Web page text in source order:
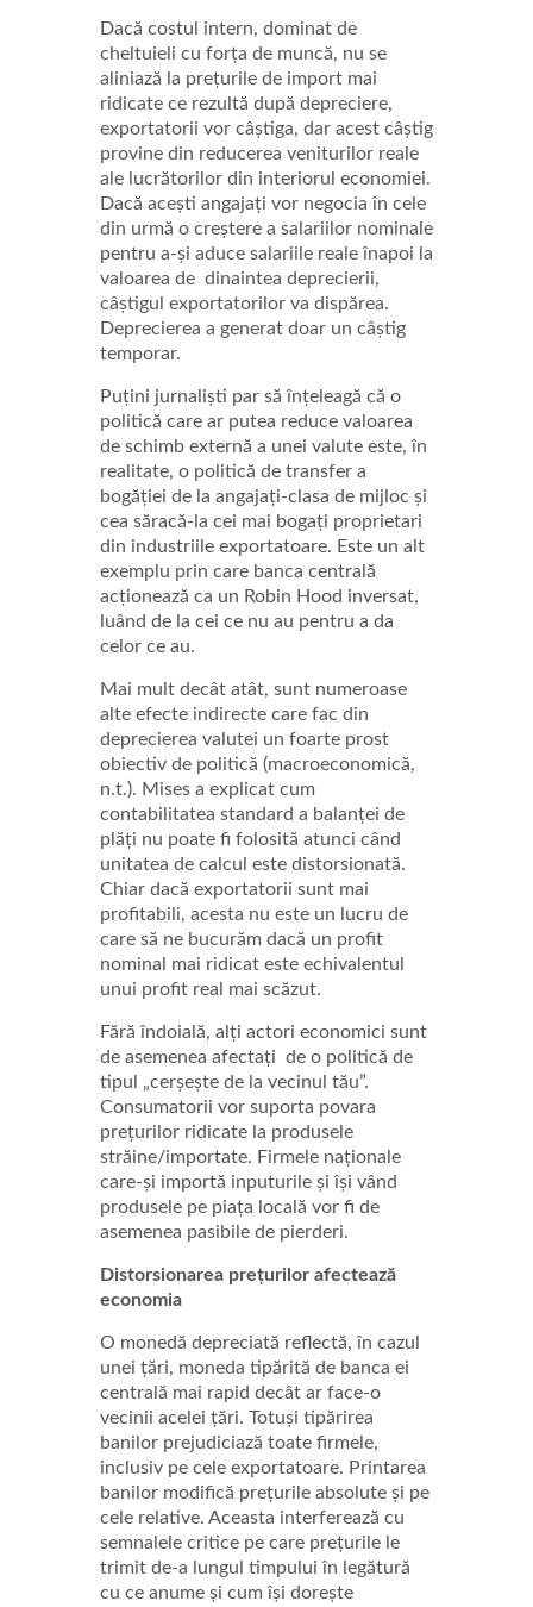
Dacă costul intern, dominat de
cheltuieli cu forța de muncă, nu se
aliniază la prețurile de import mai
ridicate ce rezultă după depreciere,
exportatorii vor câștiga, dar acest câștig
provine din reducerea veniturilor reale
ale lucrătorilor din interiorul economiei.
Dacă acești angajați vor negocia în cele
din urmă o creștere a salariilor nominale
pentru a-și aduce salariile reale înapoi la
valoarea de dinaintea deprecierii,
câștigul exportatorilor va dispărea.
Deprecierea a generat doar un câștig
temporar.
Puțini jurnaliști par să înțeleagă că o
politică care ar putea reduce valoarea
de schimb externă a unei valute este, în
realitate, o politică de transfer a
bogăției de la angajați-clasa de mijloc și
cea săracă-la cei mai bogați proprietari
din industriile exportatoare. Este un alt
exemplu prin care banca centrală
acționează ca un Robin Hood inversat,
luând de la cei ce nu au pentru a da
celor ce au.
Mai mult decât atât, sunt numeroase
alte efecte indirecte care fac din
deprecierea valutei un foarte prost
obiectiv de politică (macroeconomică,
n.t.). Mises a explicat cum
contabilitatea standard a balanței de
plăți nu poate fi folosită atunci când
unitatea de calcul este distorsionată.
Chiar dacă exportatorii sunt mai
profitabili, acesta nu este un lucru de
care să ne bucurăm dacă un profit
nominal mai ridicat este echivalentul
unui profit real mai scăzut.
Fără îndoială, alți actori economici sunt
de asemenea afectați de o politică de
tipul „cerșește de la vecinul tău”.
Consumatorii vor suporta povara
prețurilor ridicate la produsele
străine/importate. Firmele naționale
care-și importă inputurile și își vând
produsele pe piața locală vor fi de
asemenea pasibile de pierderi.
Distorsionarea prețurilor afectează
economia
O monedă depreciată reflectă, în cazul
unei țări, moneda tipărită de banca ei
centrală mai rapid decât ar face-o
vecinii acelei țări. Totuși tipărirea
banilor prejudiciază toate firmele,
inclusiv pe cele exportatoare. Printarea
banilor modifică prețurile absolute și pe
cele relative. Aceasta interferează cu
semnalele critice pe care prețurile le
trimit de-a lungul timpului în legătură
cu ce anume și cum își dorește